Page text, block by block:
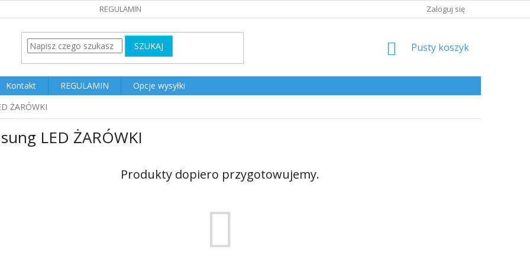
REGULAMIN Zaloguj się
SZUKAJ KOSZYK
Pusty koszyk
Kontakt REGULAMIN
Opcje wysyłki
ŻARÓWKI
LED ŻARÓWKI
Produkty dopiero przygotowujemy.